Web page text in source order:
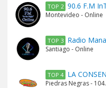
TOP 2 90.6 F.M
Montevideo - Online
TOP 3 Radio
Santiago - Online
TOP 4 LA
Piedras Negras -